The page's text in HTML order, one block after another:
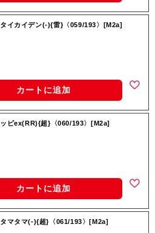
イカイデン(-){雷}〈059/193〉[M2a]
カートに追加
ピex(RR){超}〈060/193〉[M2a]
カートに追加
マタマ(-){超}〈061/193〉[M2a]